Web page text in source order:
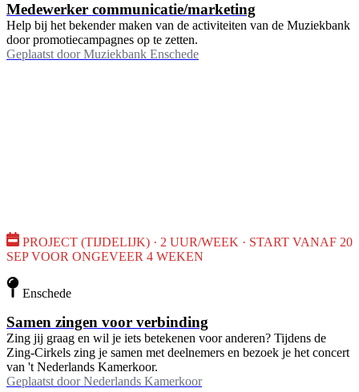
Medewerker communicatie/marketing
Help bij het bekender maken van de activiteiten van de Muziekbank
door promotiecampagnes op te zetten.
Geplaatst door Muziekbank Enschede
PROJECT (TIJDELIJK) · 2 UUR/WEEK · START VANAF 20
SEP VOOR ONGEVEER 4 WEKEN
Enschede
Samen zingen voor verbinding
Zing jij graag en wil je iets betekenen voor anderen? Tijdens de
Zing-Cirkels zing je samen met deelnemers en bezoek je het concert
van 't Nederlands Kamerkoor.
Geplaatst door Nederlands Kamerkoor